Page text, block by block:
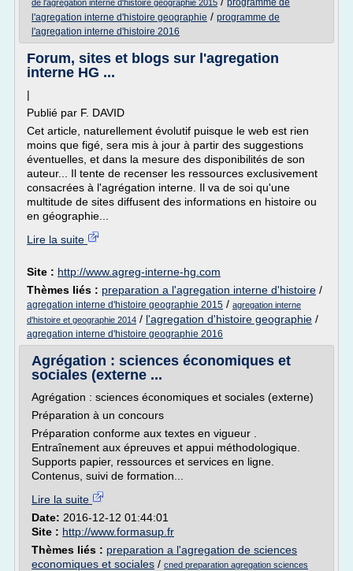
de l'agregation interne d'histoire geographie 2015
programme de
l'agregation interne d'histoire geographie / programme de
l'agregation interne d'histoire 2016
Forum, sites et blogs sur l'agregation
interne HG ...
|
Publié par F. DAVID
Cet article, naturellement évolutif puisque le web est rien
moins que figé, sera mis à jour à partir des suggestions
éventuelles, et dans la mesure des disponibilités de son
auteur... Il tente de recenser les ressources exclusivement
consacrées à l'agrégation interne. Il va de soi qu'une
multitude de sites diffusent des informations en histoire ou
en géographie...
Lire la suite
Site : http://www.agreg-interne-hg.com
Thèmes liés : preparation a l'agregation interne d'histoire /
agregation interne d'histoire geographie 2015 / agregation interne
d'histoire et geographie 2014 / l'agregation d'histoire geographie /
agregation interne d'histoire geographie 2016
Agrégation : sciences économiques et
sociales (externe ...
Agrégation : sciences économiques et sociales (externe)
Préparation à un concours
Préparation conforme aux textes en vigueur .
Entraînement aux épreuves et appui méthodologique.
Supports papier, ressources et services en ligne.
Contenus, suivi de formation...
Lire la suite
Date: 2016-12-12 01:44:01
Site : http://www.formasup.fr
Thèmes liés : preparation a l'agregation de sciences
economiques et sociales / cned preparation agregation sciences